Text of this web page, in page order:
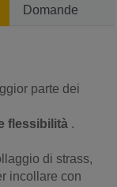
Domande
parte dei
flessibilità .
di strass,
incollare con